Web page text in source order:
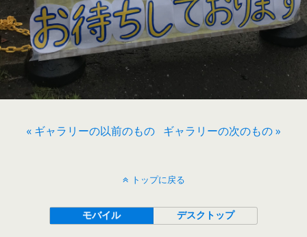
« ギャラリーの以前のもの ギャラリーの次のもの »
トップに戻る
モバイル デスクトップ